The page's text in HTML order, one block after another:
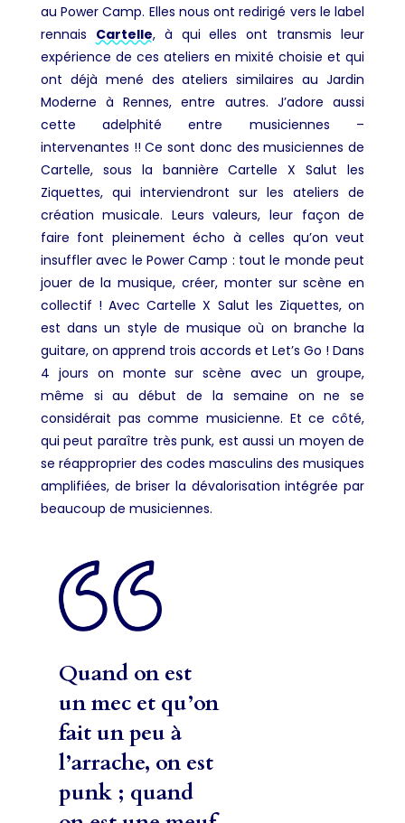
au Power Camp. Elles nous ont redirigé vers le label
rennais Cartelle, à qui elles ont transmis leur
expérience de ces ateliers en mixité choisie et qui
ont déjà mené des ateliers similaires au Jardin
Moderne à Rennes, entre autres. J’adore aussi
cette adelphité entre musiciennes –
intervenantes !! Ce sont donc des musiciennes de
Cartelle, sous la bannière Cartelle X Salut les
Ziquettes, qui interviendront sur les ateliers de
création musicale. Leurs valeurs, leur façon de
faire font pleinement écho à celles qu’on veut
insuffler avec le Power Camp : tout le monde peut
jouer de la musique, créer, monter sur scène en
collectif ! Avec Cartelle X Salut les Ziquettes, on
est dans un style de musique où on branche la
guitare, on apprend trois accords et Let’s Go ! Dans
4 jours on monte sur scène avec un groupe,
même si au début de la semaine on ne se
considérait pas comme musicienne. Et ce côté,
qui peut paraître très punk, est aussi un moyen de
se réapproprier des codes masculins des musiques
amplifiées, de briser la dévalorisation intégrée par
beaucoup de musiciennes.
Quand on est
un mec et qu’on
fait un peu à
l’arrache, on est
punk ; quand